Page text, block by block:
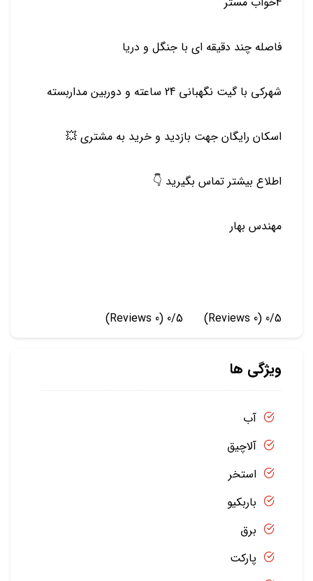
فاصله چند دقیقه ای با جنگل و دریا
شهرکی با گیت نگهبانی 24 ساعته و دوربین مداربسته
اسکان رایگان جهت بازدید و خرید به مشتری 💥
اطلاع بیشتر تماس بگیرید 👇
مهندس بهار
0/5
(0 Reviews)
0/5
(0 Reviews)
ویژگی ها
آب
آلاچیق
استخر
باربکیو
برق
پارکت